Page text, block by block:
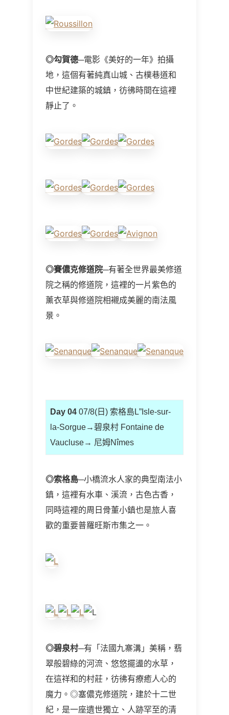
◎勾賀德─電影《美好的一年》拍攝
地，這個有著純真山城、古樸巷道和
中世紀建築的城鎮，彷彿時間在這裡
靜止了。
◎賽儂克修道院─有著全世界最美修道
院之稱的修道院，這裡的一片紫色的
薰衣草與修道院相襯成美麗的南法風
景。
Day 04 07/8(日) 索格島L”Isle-sur-
la-Sorgue→碧泉村 Fontaine de
Vaucluse→ 尼姆Nîmes
◎索格島─小橋流水人家的典型南法小
鎮，這裡有水車、溪流，古色古香，
同時這裡的周日骨董小鎮也是旅人喜
歡的重要普羅旺斯市集之一。
◎碧泉村─有「法國九寨溝」美稱，翡
翠般碧綠的河流、悠悠擺盪的水草，
在這祥和的村莊，彷彿有療癒人心的
魔力。◎塞儂克修道院，建於十二世
紀，是一座遺世獨立、人跡罕至的清